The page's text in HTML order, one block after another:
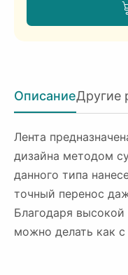
ОписаниеДругие
Лента
дизайна методом
данного типа
точный перенос
Благодаря высокой
можно делать как